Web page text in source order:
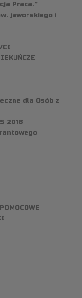
Praca.”
jaworskiego i
CI
dla Osób z
2018